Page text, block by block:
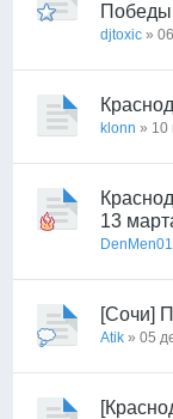
djtoxic »
klonn » 10
13
DenMen01
[Сочи]
Atik » 05